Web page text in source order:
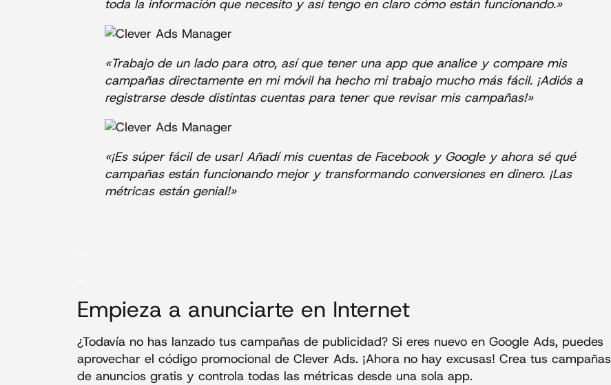
toda la información que necesito y así tengo en claro cómo están funcionando.»
«Trabajo de un lado para otro, así que tener una app que analice y compare mis
campañas directamente en mi móvil ha hecho mi trabajo mucho más fácil. ¡Adiós a
registrarse desde distintas cuentas para tener que revisar mis campañas!»
«¡Es súper fácil de usar! Añadí mis cuentas de Facebook y Google y ahora sé qué
campañas están funcionando mejor y transformando conversiones en dinero. ¡Las
métricas están genial!»
Empieza a anunciarte en Internet
¿Todavía no has lanzado tus campañas de publicidad? Si eres nuevo en Google Ads, puedes
aprovechar el código promocional de Clever Ads. ¡Ahora no hay excusas! Crea tus campañas
de anuncios gratis y controla todas las métricas desde una sola app.